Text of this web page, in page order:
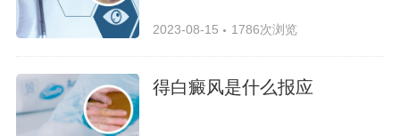
2023-08-15 1786次浏览
得白癜风是什么报应